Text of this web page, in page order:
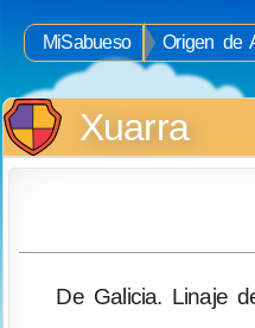
MiSabueso Origen de
Xuarra
De Galicia. Linaje